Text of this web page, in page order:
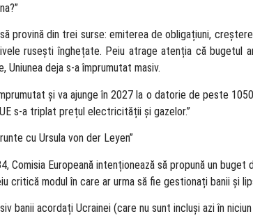
provină din trei surse: emiterea de obligațiuni,
rusești înghețate. Peiu atrage atenția că bugetul
deja s-a împrumutat masiv.
și va ajunge în 2027 la o datorie de peste
s-a triplat prețul electricității și gazelor.”
cu Ursula von der Leyen”
Comisia Europeană intenționează să propună un
critică modul în care ar urma să fie gestionați banii și
banii acordați Ucrainei (care nu sunt incluși azi în